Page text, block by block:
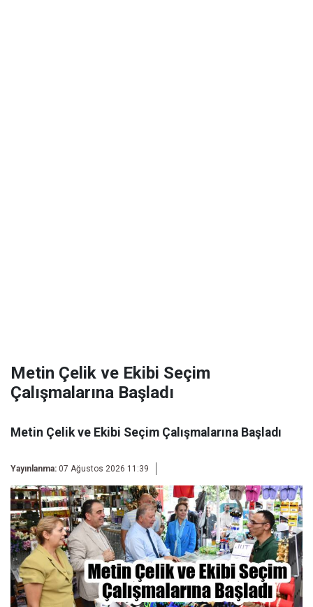
Metin Çelik ve Ekibi Seçim
Çalışmalarına Başladı
Metin Çelik ve Ekibi Seçim Çalışmalarına Başladı
Yayınlanma: 07 Ağustos 2026 11:39